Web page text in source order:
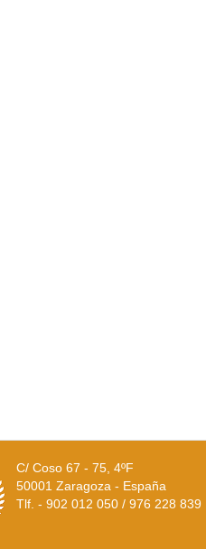
C/ Coso 67 - 75, 4ºF
50001 Zaragoza - España
Tlf. - 902 012 050 / 976 228 839